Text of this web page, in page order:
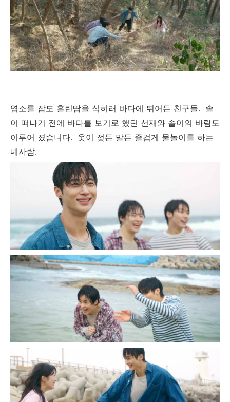
염소를 잡도 흘린땀을 식히러 바다에 뛰어든 친구들. 솔
이 떠나기 전에 바다를 보기로 했던 선재와 솔이의 바람도
이루어 졌습니다. 옷이 젖든 말든 즐겁게 물놀이를 하는
네사람.